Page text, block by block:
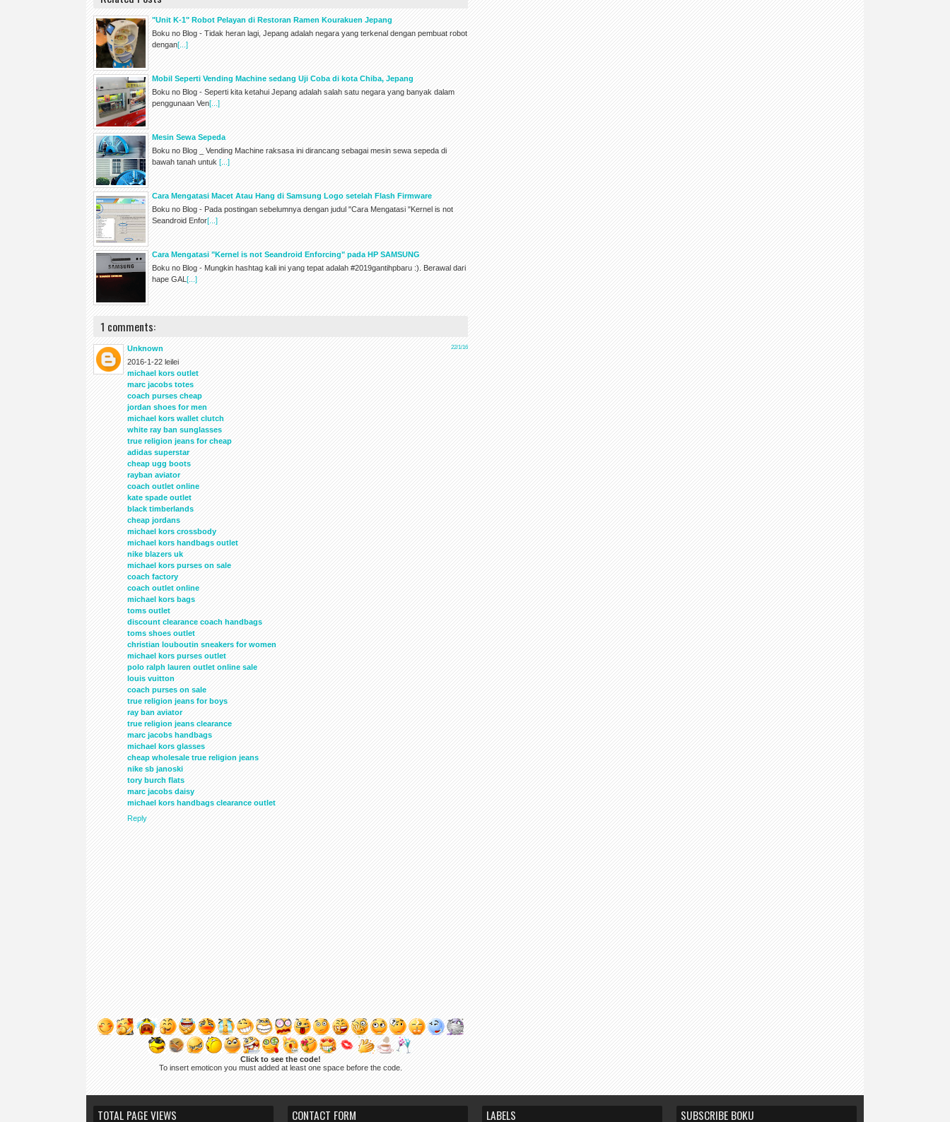
"Unit K-1" Robot Pelayan di Restoran Ramen Kourakuen Jepang
Boku no Blog - Tidak heran lagi, Jepang adalah negara yang terkenal dengan pembuat robot
dengan[...]
Mobil Seperti Vending Machine sedang Uji Coba di kota Chiba, Jepang
Boku no Blog - Seperti kita ketahui Jepang adalah salah satu negara yang banyak dalam
penggunaan Ven[...]
Mesin Sewa Sepeda
Boku no Blog _ Vending Machine raksasa ini dirancang sebagai mesin sewa sepeda di
bawah tanah untuk[...]
Cara Mengatasi Macet Atau Hang di Samsung Logo setelah Flash Firmware
Boku no Blog - Pada postingan sebelumnya dengan judul "Cara Mengatasi "Kernel is not
Seandroid Enfor[...]
Cara Mengatasi "Kernel is not Seandroid Enforcing" pada HP SAMSUNG
Boku no Blog - Mungkin hashtag kali ini yang tepat adalah #2019gantihpbaru :). Berawal dari
hape GAL[...]
1 comments:
Unknown 22/1/16
2016-1-22 leilei
michael kors outlet
marc jacobs totes
coach purses cheap
jordan shoes for men
michael kors wallet clutch
white ray ban sunglasses
true religion jeans for cheap
adidas superstar
cheap ugg boots
rayban aviator
coach outlet online
kate spade outlet
black timberlands
cheap jordans
michael kors crossbody
michael kors handbags outlet
nike blazers uk
michael kors purses on sale
coach factory
coach outlet online
michael kors bags
toms outlet
discount clearance coach handbags
toms shoes outlet
christian louboutin sneakers for women
michael kors purses outlet
polo ralph lauren outlet online sale
louis vuitton
coach purses on sale
true religion jeans for boys
ray ban aviator
true religion jeans clearance
marc jacobs handbags
michael kors glasses
cheap wholesale true religion jeans
nike sb janoski
tory burch flats
marc jacobs daisy
michael kors handbags clearance outlet
Reply
Click to see the code!
To insert emoticon you must added at least one space before the code.
TOTAL PAGE VIEWS CONTACT FORM LABELS SUBSCRIBE BOKU